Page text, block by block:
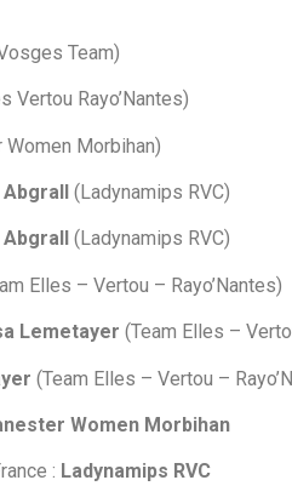
Team)
Vertou Rayo’Nantes)
Women Morbihan)
Abgrall (Ladynamips RVC)
(Ladynamips RVC)
Elles – Vertou – Rayo’Nantes)
Lemetayer (Team Elles –
(Team Elles – Vertou –
Women Morbihan
: Ladynamips RVC